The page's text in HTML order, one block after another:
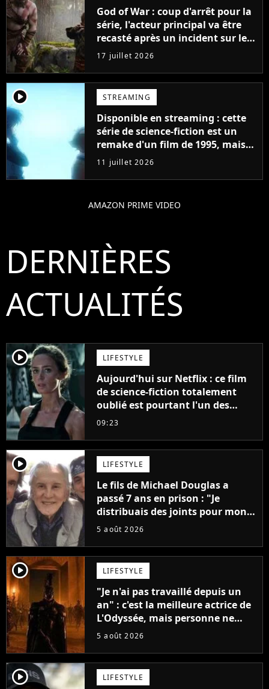
God of War : coup d'arrêt pour la
série, l'acteur principal va être
recasté après un incident sur le
tournage
17 juillet 2026
player2 STREAMING
Disponible en streaming : cette
série de science-fiction est un
remake d'un film de 1995, mais
une évolution change
absolument tout
11 juillet 2026
AMAZON PRIME VIDEO
DERNIÈRES
ACTUALITÉS
player2 LIFESTYLE
Aujourd'hui sur Netflix : ce film
de science-fiction totalement
oublié est pourtant l'un des
meilleurs des années 2010
09:23
player2 LIFESTYLE
Le fils de Michael Douglas a
passé 7 ans en prison : "Je
distribuais des joints pour mon
père"
5 août 2026
player2 LIFESTYLE
"Je n'ai pas travaillé depuis un
an" : c'est la meilleure actrice de
L'Odyssée, mais personne ne
veut lui donner de rôle au
5 août 2026
player2 LIFESTYLE